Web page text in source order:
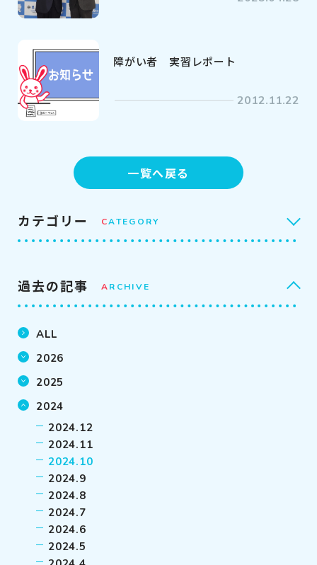
障がい者 実習レポート
2012.11.22
一覧へ戻る
カテゴリー CATEGORY
過去の記事 ARCHIVE
ALL
2026
2025
2024
2024.12
2024.11
2024.10
2024.9
2024.8
2024.7
2024.6
2024.5